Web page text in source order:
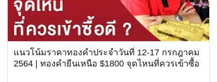
แนวโน้มราคาทองคำประจำวันที่ 12-17 กรกฎาคม
2564 | ทองคำยืนเหนือ $1800 จุดไหนที่ควรเข้าซื้อ